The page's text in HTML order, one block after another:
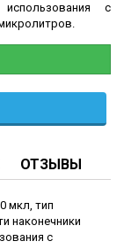
с
ОТЗЫВЫ
мкл, тип
наконечники
с